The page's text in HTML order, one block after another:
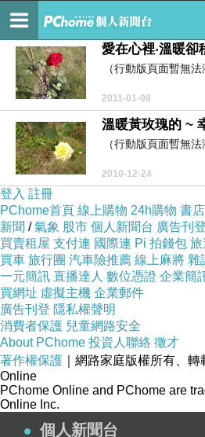
每個人心中都有一座埋藏記憶
愛在心裡‧溫暖卻
（行動版頁面暫無法
2011-01-08
溫暖黃玫瑰的 ~
（行動版頁面暫無法
2010-12-24
登入 註冊
PChome首頁 線上購物 24h購物 書店
新聞 /氣象 股市 個人新聞台 廣告刊登
買賣租屋 支付連 國際連 Pi 拍錢包 旅
買車 旅行團 汽車險推薦 線上麻將 雜
一元簡訊 直播達人 數位憑證 企業簡
買網址 虛擬主機 企業郵件
廣告刊登 隱私權聲明
消費者保護 兒童網路安全
About PChome 投資人聯絡 徵才
著作權保護 ｜網路家庭版權所有、轉
Online
PChome Online and PChome are
Online Inc.
個人新聞台